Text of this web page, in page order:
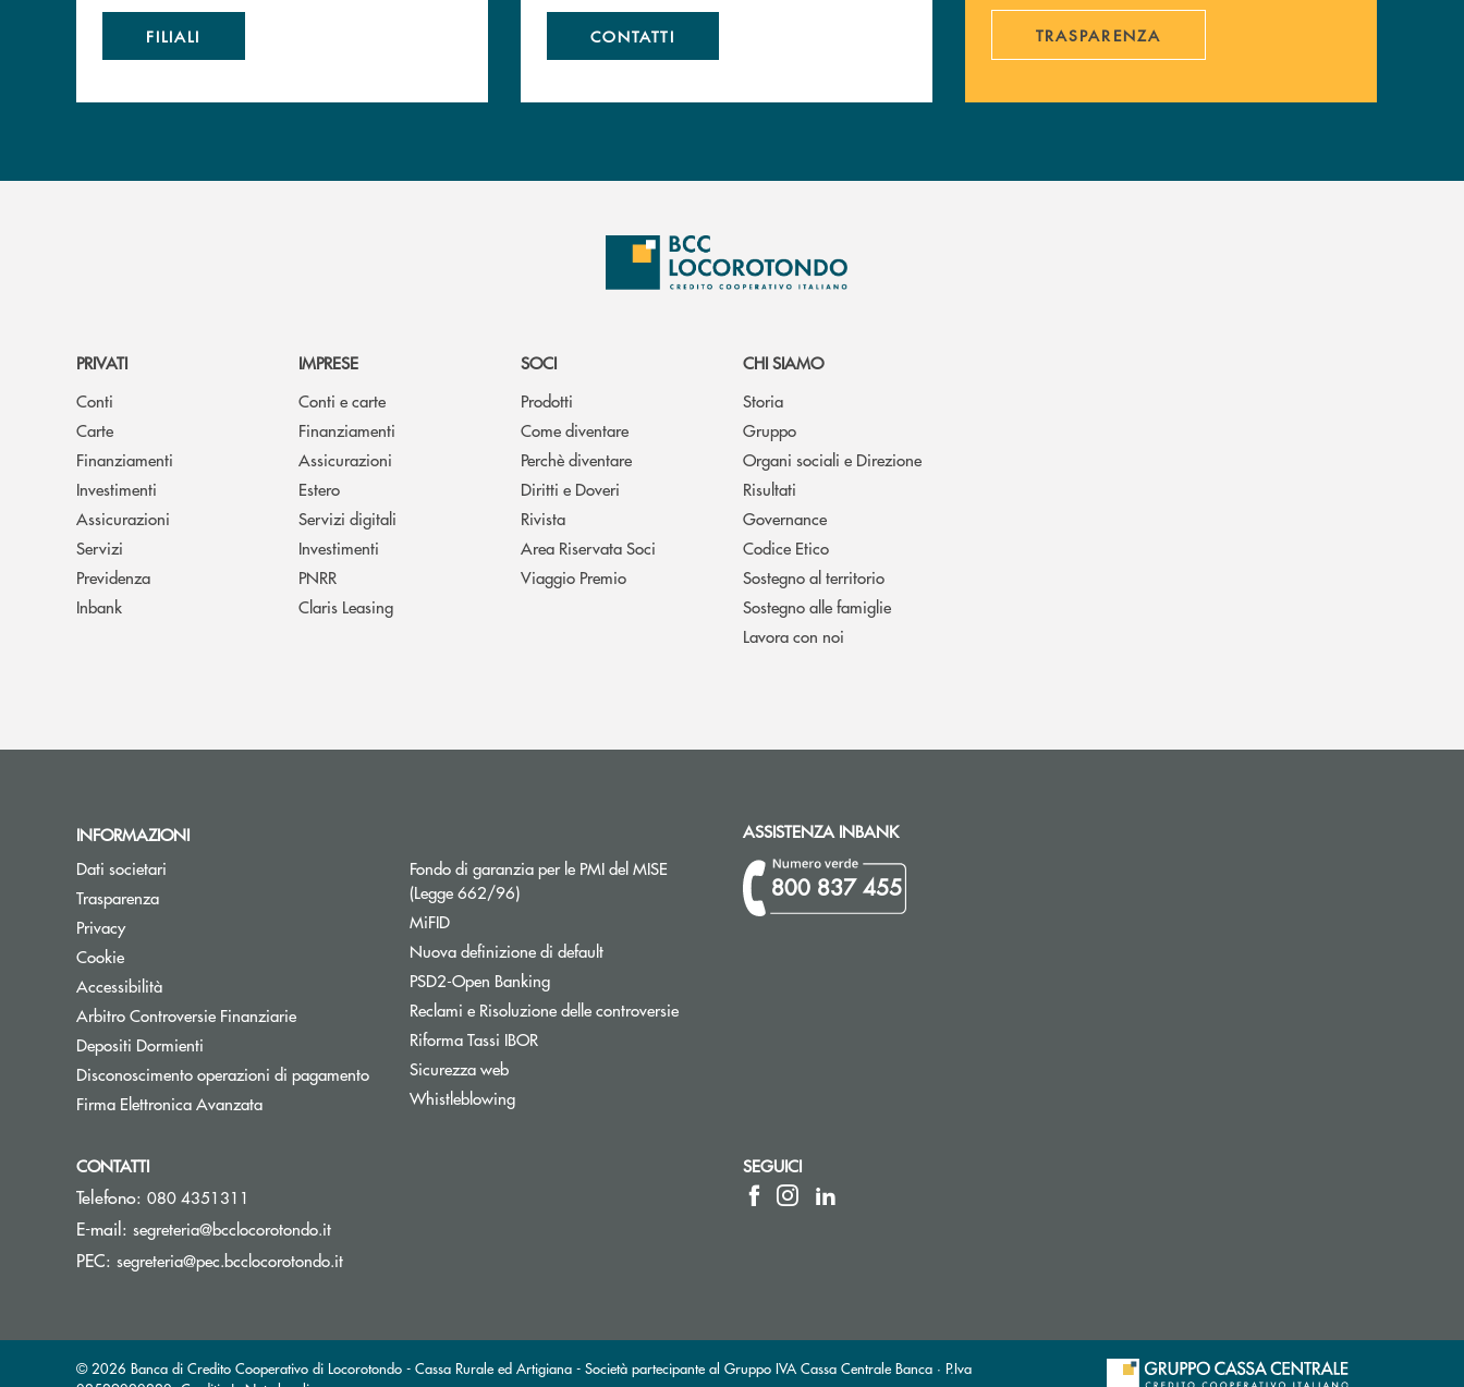
FILIALI CONTATTI TRASPARENZA
PRIVATI
Conti
Carte
Finanziamenti
Investimenti
Assicurazioni
Servizi
Previdenza
Inbank
IMPRESE
Conti e carte
Finanziamenti
Assicurazioni
Estero
Servizi digitali
Investimenti
PNRR
Claris Leasing
SOCI
Prodotti
Come diventare
Perchè diventare
Diritti e Doveri
Rivista
Area Riservata Soci
Viaggio Premio
CHI SIAMO
Storia
Gruppo
Organi sociali e Direzione
Risultati
Governance
Codice Etico
Sostegno al territorio
Sostegno alle famiglie
Lavora con noi
INFORMAZIONI
Dati societari
Trasparenza
Privacy
Cookie
Accessibilità
Arbitro Controversie FinanziarieApre una nuova finestra
Depositi Dormienti
Disconoscimento operazioni di pagamento
Firma Elettronica Avanzata
Fondo di garanzia per le PMI del MISE
(Legge 662/96)Apre una nuova finestra
MiFID
Nuova definizione di default
PSD2-Open BankingApre una nuova finestra
Reclami e Risoluzione delle controversie
Riforma Tassi IBOR
Sicurezza web
Whistleblowing
ASSISTENZA INBANK
800 837 455
CONTATTI
Telefono: 080 4351311
E-mail: segreteria@bcclocorotondo.it(si apre l’app di posta elettronica)
PEC: segreteria@pec.bcclocorotondo.it(si apre l’app di posta elettronica)
SEGUICI
© 2026 Banca di Credito Cooperativo di Locorotondo - Cassa Rurale ed Artigiana - Società partecipante al Gruppo IVA Cassa Centrale Banca · P.Iva